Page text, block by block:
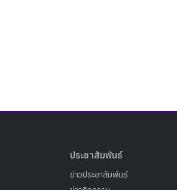
ประชาสัมพันธ์
ข่าวประชาสัมพันธ์